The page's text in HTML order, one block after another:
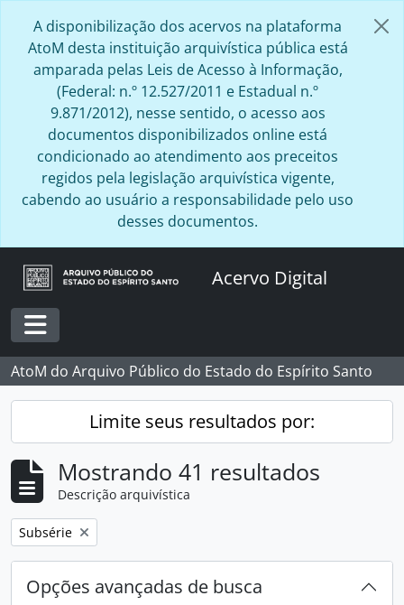
A disponibilização dos acervos na plataforma
AtoM desta instituição arquivística pública está
amparada pelas Leis de Acesso à Informação,
(Federal: n.º 12.527/2011 e Estadual n.º
9.871/2012), nesse sentido, o acesso aos
documentos disponibilizados online está
condicionado ao atendimento aos preceitos
regidos pela legislação arquivística vigente,
cabendo ao usuário a responsabilidade pelo uso
desses documentos.
Acervo Digital
Toggle navigation
AtoM do Arquivo Público do Estado do Espírito Santo
Limite seus resultados por:
Mostrando 41 resultados
Descrição arquivística
Remover filtro:
Subsérie
Opções avançadas de busca